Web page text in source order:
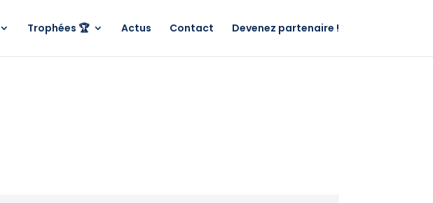
Trophées 🏆 Actus Contact Devenez partenaire !